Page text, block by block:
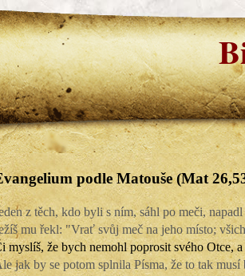
podle Matouše (Mat
z těch, kdo byli s ním, sáhl po meči,
mu řekl: "Vrať svůj meč na jeho místo;
myslíš, že bych nemohl poprosit svého Otce,
jak by se potom splnila Písma, že to tak musí